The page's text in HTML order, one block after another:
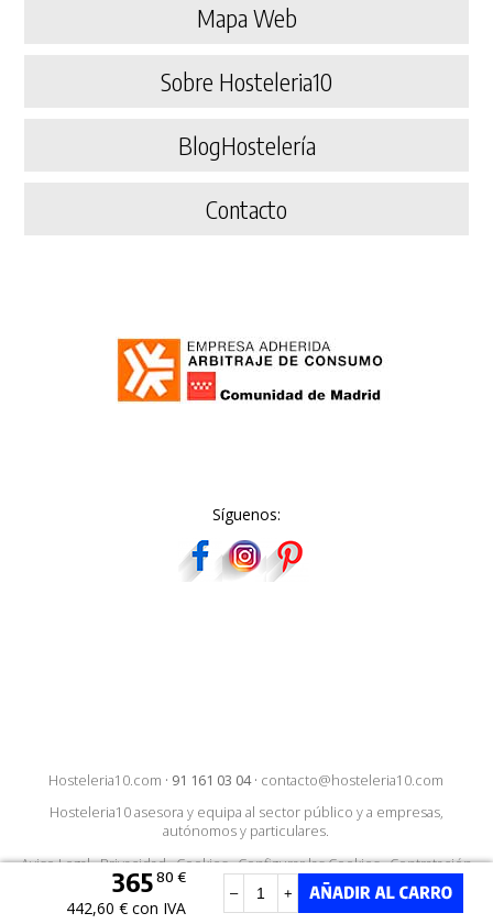
36580 €
442,60 € con IVA
– +
Mapa Web
Sobre Hosteleria10
BlogHostelería
Contacto
Síguenos:
Hosteleria10.com · 91 161 03 04· contacto@hosteleria10.com
Hosteleria10 asesora y equipa al sector público y a empresas,
autónomos y particulares.
Aviso Legal·Privacidad·Cookies·Configurar las Cookies·Contratación